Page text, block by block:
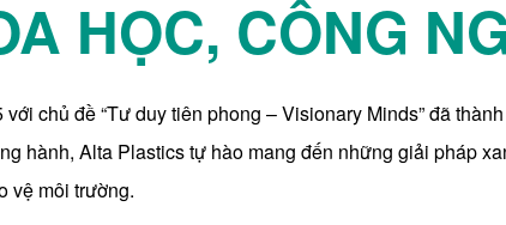
HỌC, CÔNG
chủ đề “Tư duy tiên phong – Visionary Minds” đã
hành, Alta Plastics tự hào mang đến những giải pháp
vệ môi trường.